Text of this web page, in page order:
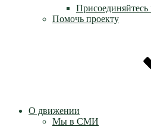
Помочь проекту
О движении
Мы в СМИ